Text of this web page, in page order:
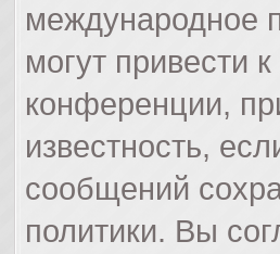
международное
могут привести
конференции,
известность,
сообщений
политики. Вы